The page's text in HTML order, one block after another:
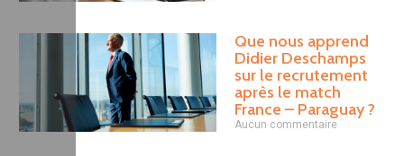
Que nous apprend
Didier Deschamps
sur le recrutement
après le match
France – Paraguay ?
Aucun commentaire